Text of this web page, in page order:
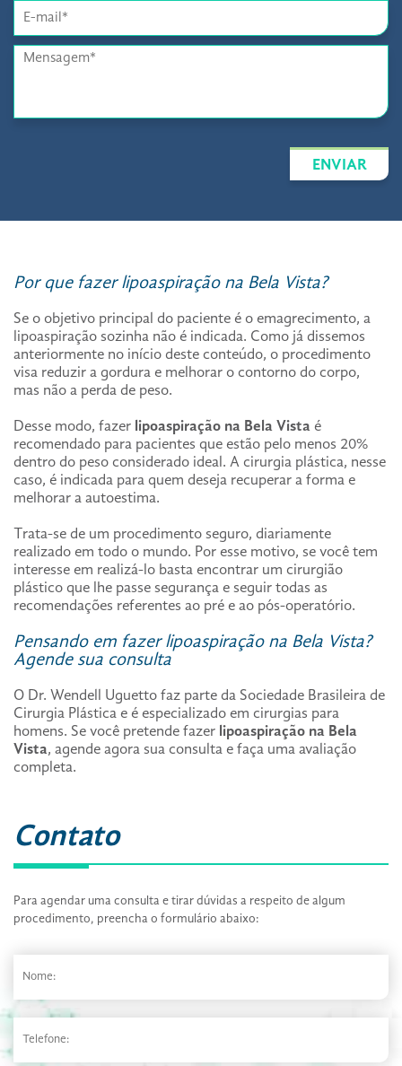
ENVIAR
Por que fazer lipoaspiração na Bela Vista?
Se o objetivo principal do paciente é o emagrecimento, a
lipoaspiração sozinha não é indicada. Como já dissemos
anteriormente no início deste conteúdo, o procedimento
visa reduzir a gordura e melhorar o contorno do corpo,
mas não a perda de peso.
Desse modo, fazer lipoaspiração na Bela Vista é
recomendado para pacientes que estão pelo menos 20%
dentro do peso considerado ideal. A cirurgia plástica, nesse
caso, é indicada para quem deseja recuperar a forma e
melhorar a autoestima.
Trata-se de um procedimento seguro, diariamente
realizado em todo o mundo. Por esse motivo, se você tem
interesse em realizá-lo basta encontrar um cirurgião
plástico que lhe passe segurança e seguir todas as
recomendações referentes ao pré e ao pós-operatório.
Pensando em fazer lipoaspiração na Bela Vista?
Agende sua consulta
O Dr. Wendell Uguetto faz parte da Sociedade Brasileira de
Cirurgia Plástica e é especializado em cirurgias para
homens. Se você pretende fazer lipoaspiração na Bela
Vista, agende agora sua consulta e faça uma avaliação
completa.
Contato
Para agendar uma consulta e tirar dúvidas a respeito de algum
procedimento, preencha o formulário abaixo: